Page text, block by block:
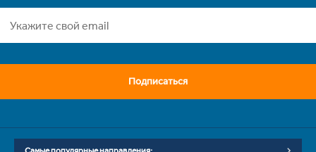
Подписаться